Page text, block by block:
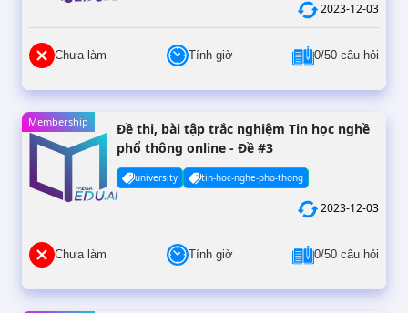
2023-12-03
Chưa làm Tính giờ 0/50 câu hỏi
Membership
Đề thi, bài tập trắc nghiệm Tin học nghề
phổ thông online - Đề #3
university tin-hoc-nghe-pho-thong
2023-12-03
Chưa làm Tính giờ 0/50 câu hỏi